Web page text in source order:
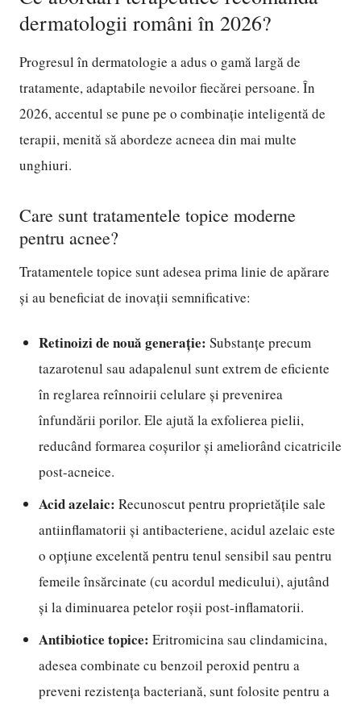
dermatologii români în 2026?
Progresul în dermatologie a adus o gamă largă de
tratamente, adaptabile nevoilor fiecărei persoane. În
2026, accentul se pune pe o combinație inteligentă de
terapii, menită să abordeze acneea din mai multe
unghiuri.
Care sunt tratamentele topice moderne
pentru acnee?
Tratamentele topice sunt adesea prima linie de apărare
și au beneficiat de inovații semnificative:
Retinoizi de nouă generație: Substanțe precum
tazarotenul sau adapalenul sunt extrem de eficiente
în reglarea reînnoirii celulare și prevenirea
înfundării porilor. Ele ajută la exfolierea pielii,
reducând formarea coșurilor și ameliorând cicatricile
post-acneice.
Acid azelaic: Recunoscut pentru proprietățile sale
antiinflamatorii și antibacteriene, acidul azelaic este
o opțiune excelentă pentru tenul sensibil sau pentru
femeile însărcinate (cu acordul medicului), ajutând
și la diminuarea petelor roșii post-inflamatorii.
Antibiotice topice: Eritromicina sau clindamicina,
adesea combinate cu benzoil peroxid pentru a
preveni rezistența bacteriană, sunt folosite pentru a